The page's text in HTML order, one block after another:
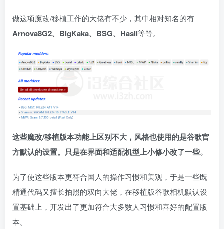
做这项魔改/移植工作的大佬有不少，其中相对知名的有
Arnova8G2、BigKaka、BSG、Hasli等等。
这些魔改/移植版本功能上区别不大，风格也使用的是谷歌官
方默认的设置。只是在界面和适配机型上小修小改了一些。
为了使这些版本更符合国人的操作习惯和美观，于是一些既
精通代码又擅长拍照的双向大佬，在移植版谷歌相机默认设
置基础上，开发出了更加符合大多数人习惯和喜好的配置版
本。